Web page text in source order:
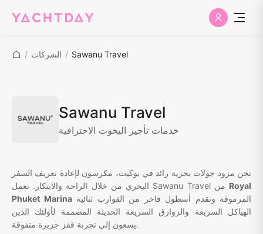
/ الشركات / Sawanu Travel
Sawanu Travel
خدمات تأجير اليخوت الاحترافية
نحن مزود جولات بحرية رائد في بوكيت، مكرسون لإعادة تعريف السفر
Royal
Phuket Marinaالمرموقة وتقدم أسطول فاخر من القوارب ثنائية
الهياكل السريعة والزوارق السريعة الحديثة المصممة لأولئك الذين
يسعون إلى تجربة قفز جزيرة متفوقة.